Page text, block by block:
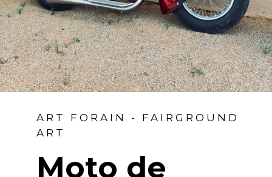
ART FORAIN - FAIRGROUND
ART
Moto de